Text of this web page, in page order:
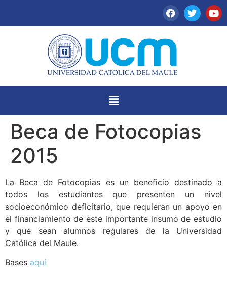
Beca de Fotocopias
2015
La Beca de Fotocopias es un beneficio destinado a
todos los estudiantes que presenten un nivel
socioeconómico deficitario, que requieran un apoyo en
el financiamiento de este importante insumo de estudio
y que sean alumnos regulares de la Universidad
Católica del Maule.
Bases aquí